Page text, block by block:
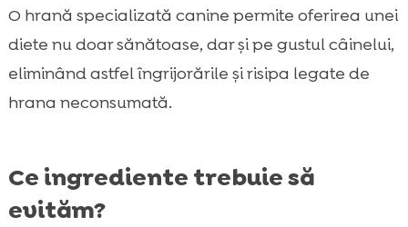
O hrană specializată canine permite oferirea unei
diete nu doar sănătoase, dar și pe gustul câinelui,
eliminând astfel îngrijorările și risipa legate de
hrana neconsumată.
Ce ingrediente trebuie să
evităm?